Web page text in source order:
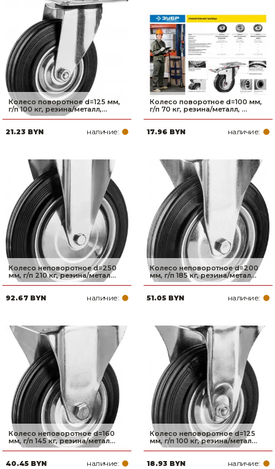
Колесо поворотное d=125 мм,
г/п 100 кг, резина/металл,...
21.23 BYN наличие:
Колесо поворотное d=100 мм,
г/п 70 кг, резина/металл, ...
17.96 BYN наличие:
Колесо неповоротное d=250
мм, г/п 210 кг, резина/метал...
92.67 BYN наличие:
Колесо неповоротное d=200
мм, г/п 185 кг, резина/метал...
51.05 BYN наличие:
Колесо неповоротное d=160
мм, г/п 145 кг, резина/метал...
40.45 BYN наличие:
Колесо неповоротное d=125
мм, г/п 100 кг, резина/метал...
18.93 BYN наличие: